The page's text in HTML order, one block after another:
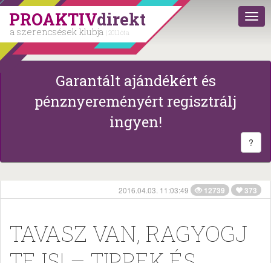
PROAKTIVdirekt
a szerencsések klubja | 2011 óta
Garantált ajándékért és
pénznyereményért regisztrálj
ingyen!
?
2016.04.03. 11:03:49 12739 373
TAVASZ VAN, RAGYOGJ